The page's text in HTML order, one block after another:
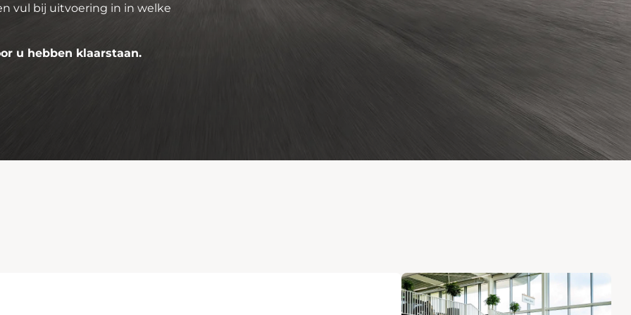
vul bij uitvoering in in welke
u hebben klaarstaan.